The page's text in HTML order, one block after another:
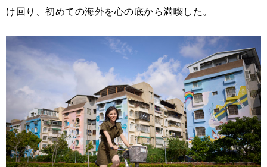
け回り、初めての海外を心の底から満喫した。